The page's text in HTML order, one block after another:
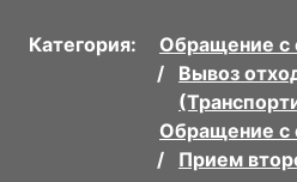
Категория:
Обращение с
Вывоз
Обращение с
Прием